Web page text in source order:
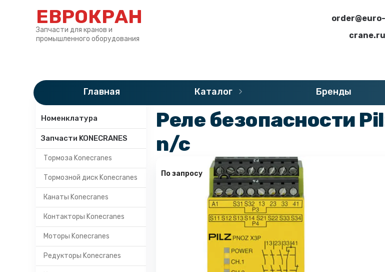
ЕВРОКРАН
Запчасти для кранов и
промышленного оборудования
order@euro-
crane.ru
Главная Каталог Бренды
Категории
Номенклатура
Запчасти KONECRANES
Тормоза Konecranes
Тормозной диск Konecranes
Канаты Konecranes
Контакторы Konecranes
Моторы Konecranes
Редукторы Konecranes
»Каталог » Запчасти PILZ PNOZ »Реле
Реле безопасности
n/c
По запросу